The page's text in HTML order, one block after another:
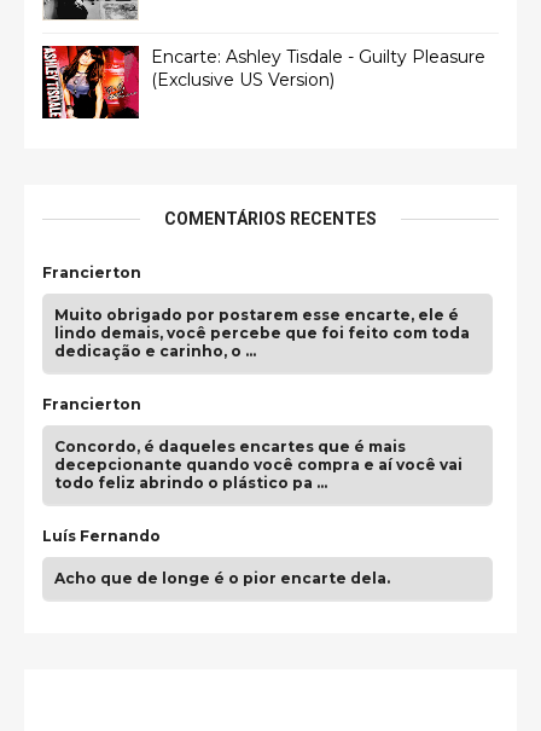
Encarte: Ashley Tisdale - Guilty Pleasure
(Exclusive US Version)
COMENTÁRIOS RECENTES
Francierton
Muito obrigado por postarem esse encarte, ele é
lindo demais, você percebe que foi feito com toda
dedicação e carinho, o …
Francierton
Concordo, é daqueles encartes que é mais
decepcionante quando você compra e aí você vai
todo feliz abrindo o plástico pa …
Luís Fernando
Acho que de longe é o pior encarte dela.